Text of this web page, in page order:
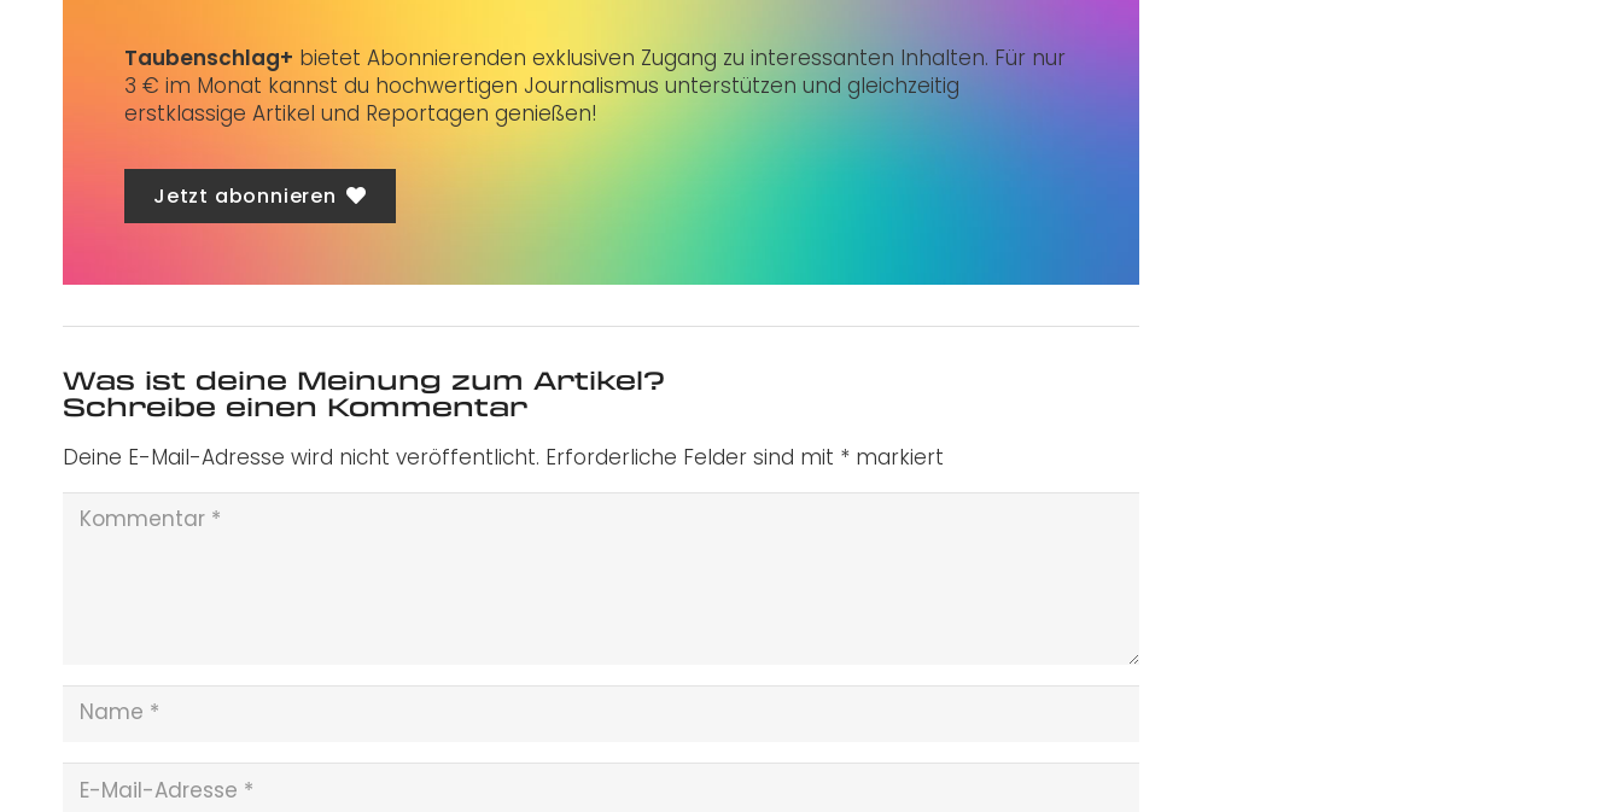
Taubenschlag+ bietet Abonnierenden exklusiven Zugang zu interessanten Inhalten. Für nur
3 € im Monat kannst du hochwertigen Journalismus unterstützen und gleichzeitig
erstklassige Artikel und Reportagen genießen!
Jetzt abonnieren
Was ist deine Meinung zum Artikel?
Schreibe einen Kommentar
Deine E-Mail-Adresse wird nicht veröffentlicht. Erforderliche Felder sind mit * markiert